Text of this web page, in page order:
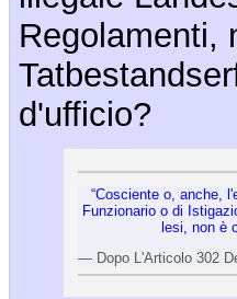
Regolamenti,
d'ufficio?
“Cosciente o, anche,
Funzionario o di
lesi, non è
— Dopo L'Articolo 302